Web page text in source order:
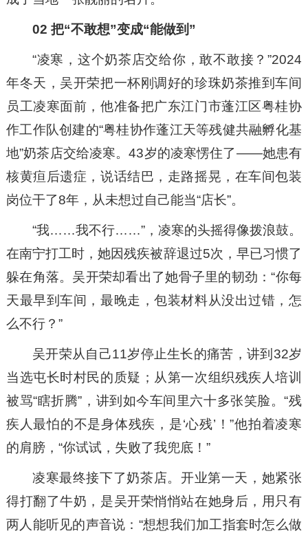
02 把“不敢想”变成“能做到”
“凌寒，这个奶茶店交给你，敢不敢接？”2024
年冬天，吴开荣把一杯刚调好的珍珠奶茶推到车间
员工凌寒面前，他准备把广东江门市蓬江区粤桂协
作工作队创建的“粤桂协作蓬江天等残健共融孵化基
地”奶茶店交给凌寒。43岁的凌寒愣住了——她患有
核黄疸后遗症，说话结巴，走路摇晃，在车间包装
岗位干了8年，从未想过自己能当“店长”。
“我……我不行……”，凌寒的头摇得像拨浪鼓。
在南宁打工时，她因残疾被辞退过5次，早已习惯了
躲在角落。吴开荣却看出了她骨子里的韧劲：“你每
天最早到车间，最晚走，包装材料从没出过错，怎
么不行？”
吴开荣从自己11岁停止生长的痛苦，讲到32岁
当选屯长时村民的质疑；从第一次组织残疾人培训
被骂“瞎折腾”，讲到如今车间里六十多张笑脸。“残
疾人最怕的不是身体残疾，是‘心残’！”他拍着凌寒
的肩膀，“你试试，失败了我兜底！”
凌寒最终接下了奶茶店。开业第一天，她紧张
得打翻了牛奶，是吴开荣悄悄站在她身后，用只有
两人能听见的声音说：“想想我们加工指套时怎么做